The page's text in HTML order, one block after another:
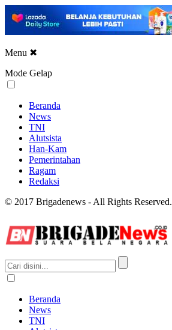
Menu ✖
Mode Gelap
Beranda
News
TNI
Alutsista
Han-Kam
Pemerintahan
Ragam
Redaksi
© 2017 Brigadenews - All Rights Reserved.
Beranda
News
TNI